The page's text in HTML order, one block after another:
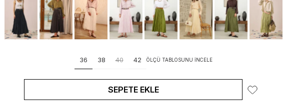
36 38 40 42 ÖLÇÜ TABLOSUNU İNCELE
SEPETE EKLE